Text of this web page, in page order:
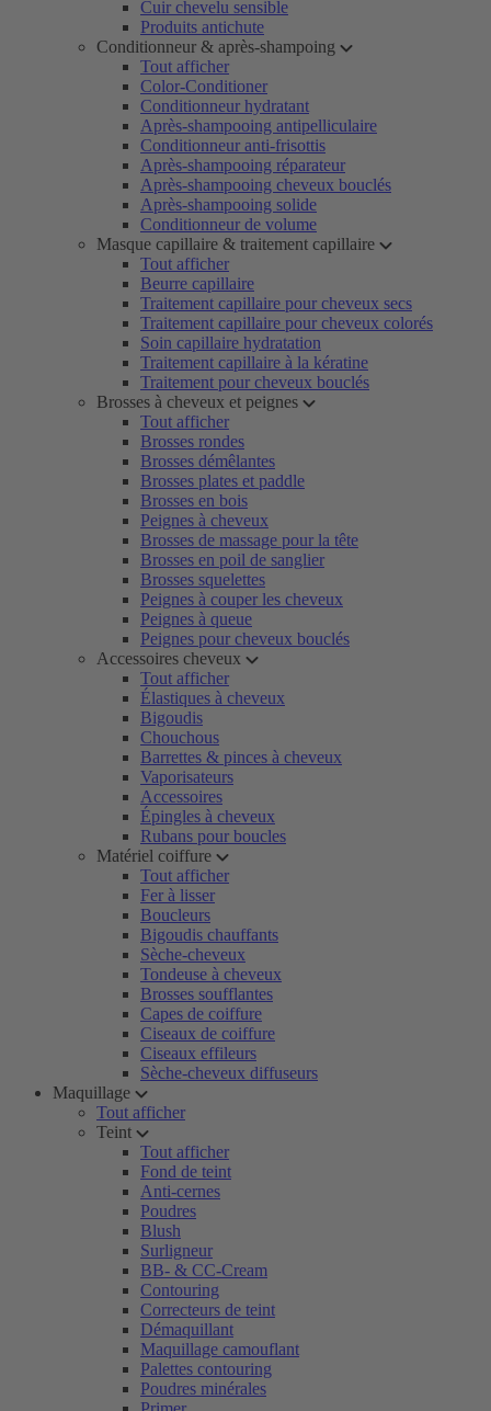
Cuir chevelu sensible
Produits antichute
Conditionneur & après-shampoing
Tout afficher
Color-Conditioner
Conditionneur hydratant
Après-shampooing antipelliculaire
Conditionneur anti-frisottis
Après-shampooing réparateur
Après-shampooing cheveux bouclés
Après-shampooing solide
Conditionneur de volume
Masque capillaire & traitement capillaire
Tout afficher
Beurre capillaire
Traitement capillaire pour cheveux secs
Traitement capillaire pour cheveux colorés
Soin capillaire hydratation
Traitement capillaire à la kératine
Traitement pour cheveux bouclés
Brosses à cheveux et peignes
Tout afficher
Brosses rondes
Brosses démêlantes
Brosses plates et paddle
Brosses en bois
Peignes à cheveux
Brosses de massage pour la tête
Brosses en poil de sanglier
Brosses squelettes
Peignes à couper les cheveux
Peignes à queue
Peignes pour cheveux bouclés
Accessoires cheveux
Tout afficher
Élastiques à cheveux
Bigoudis
Chouchous
Barrettes & pinces à cheveux
Vaporisateurs
Accessoires
Épingles à cheveux
Rubans pour boucles
Matériel coiffure
Tout afficher
Fer à lisser
Boucleurs
Bigoudis chauffants
Sèche-cheveux
Tondeuse à cheveux
Brosses soufflantes
Capes de coiffure
Ciseaux de coiffure
Ciseaux effileurs
Sèche-cheveux diffuseurs
Maquillage
Tout afficher
Teint
Tout afficher
Fond de teint
Anti-cernes
Poudres
Blush
Surligneur
BB- & CC-Cream
Contouring
Correcteurs de teint
Démaquillant
Maquillage camouflant
Palettes contouring
Poudres minérales